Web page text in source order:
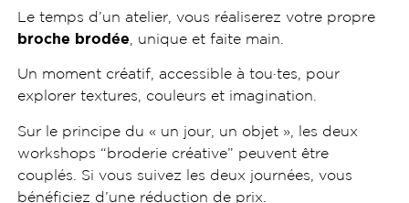
Le temps d’un atelier, vous réaliserez votre propre
broche brodée , unique et faite main.
Un moment créatif, accessible à tou·tes, pour
explorer textures, couleurs et imagination.
Sur le principe du « un jour, un objet », les deux
workshops “broderie créative” peuvent être
couplés. Si vous suivez les deux journées, vous
bénéficiez d’une réduction de prix.